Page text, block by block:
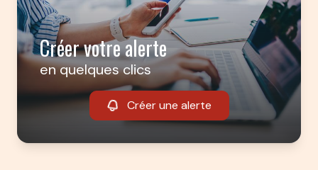
Créer votre alerte
en quelques clics
Créer une alerte